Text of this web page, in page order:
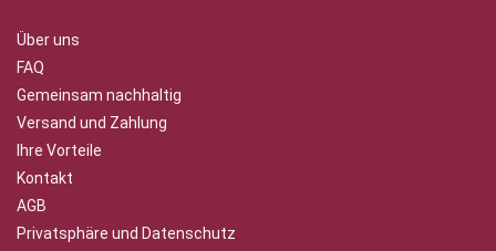
Über uns
FAQ
Gemeinsam nachhaltig
Versand und Zahlung
Ihre Vorteile
Kontakt
AGB
Privatsphäre und Datenschutz